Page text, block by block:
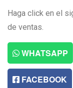
Haga click en el
de ventas.
WHATSAPP
FACEBOOK